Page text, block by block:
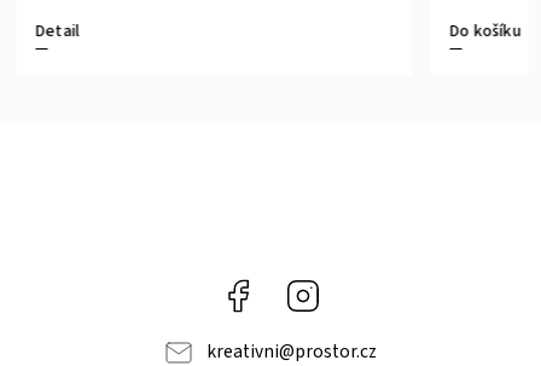
Do košíku Do košíku
Facebook
kreativni@prostor.cz